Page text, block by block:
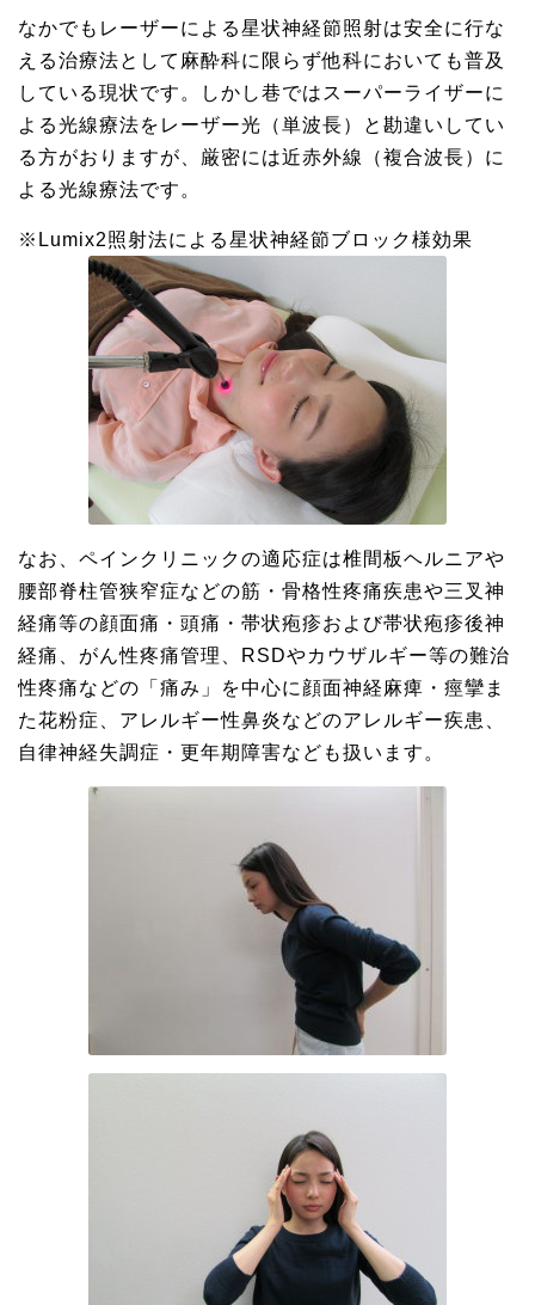
なかでもレーザーによる星状神経節照射は安全に行な
える治療法として麻酔科に限らず他科においても普及
している現状です。しかし巷ではスーパーライザーに
よる光線療法をレーザー光（単波長）と勘違いしてい
る方がおりますが、厳密には近赤外線（複合波長）に
よる光線療法です。
※Lumix2照射法による星状神経節ブロック様効果
なお、ペインクリニックの適応症は椎間板ヘルニアや
腰部脊柱管狭窄症などの筋・骨格性疼痛疾患や三叉神
経痛等の顔面痛・頭痛・帯状疱疹および帯状疱疹後神
経痛、がん性疼痛管理、RSDやカウザルギー等の難治
性疼痛などの「痛み」を中心に顔面神経麻痺・痙攣ま
た花粉症、アレルギー性鼻炎などのアレルギー疾患、
自律神経失調症・更年期障害なども扱います。